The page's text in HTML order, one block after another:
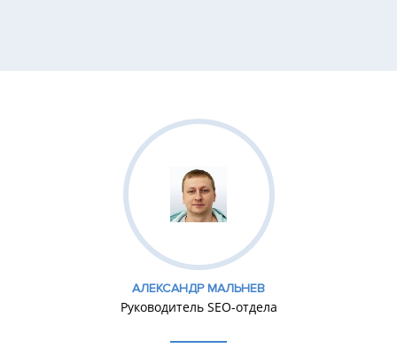
АЛЕКСАНДР МАЛЬНЕВ
Руководитель SEO-отдела